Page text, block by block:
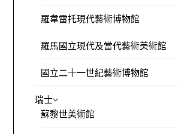
羅韋雷托現代藝術博物館
羅馬國立現代及當代藝術美術館
國立二十一世紀藝術博物館
瑞士
蘇黎世美術館